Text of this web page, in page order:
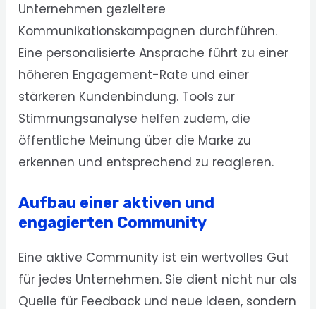
Unternehmen gezieltere
Kommunikationskampagnen durchführen.
Eine personalisierte Ansprache führt zu einer
höheren Engagement-Rate und einer
stärkeren Kundenbindung. Tools zur
Stimmungsanalyse helfen zudem, die
öffentliche Meinung über die Marke zu
erkennen und entsprechend zu reagieren.
Aufbau einer aktiven und
engagierten Community
Eine aktive Community ist ein wertvolles Gut
für jedes Unternehmen. Sie dient nicht nur als
Quelle für Feedback und neue Ideen, sondern